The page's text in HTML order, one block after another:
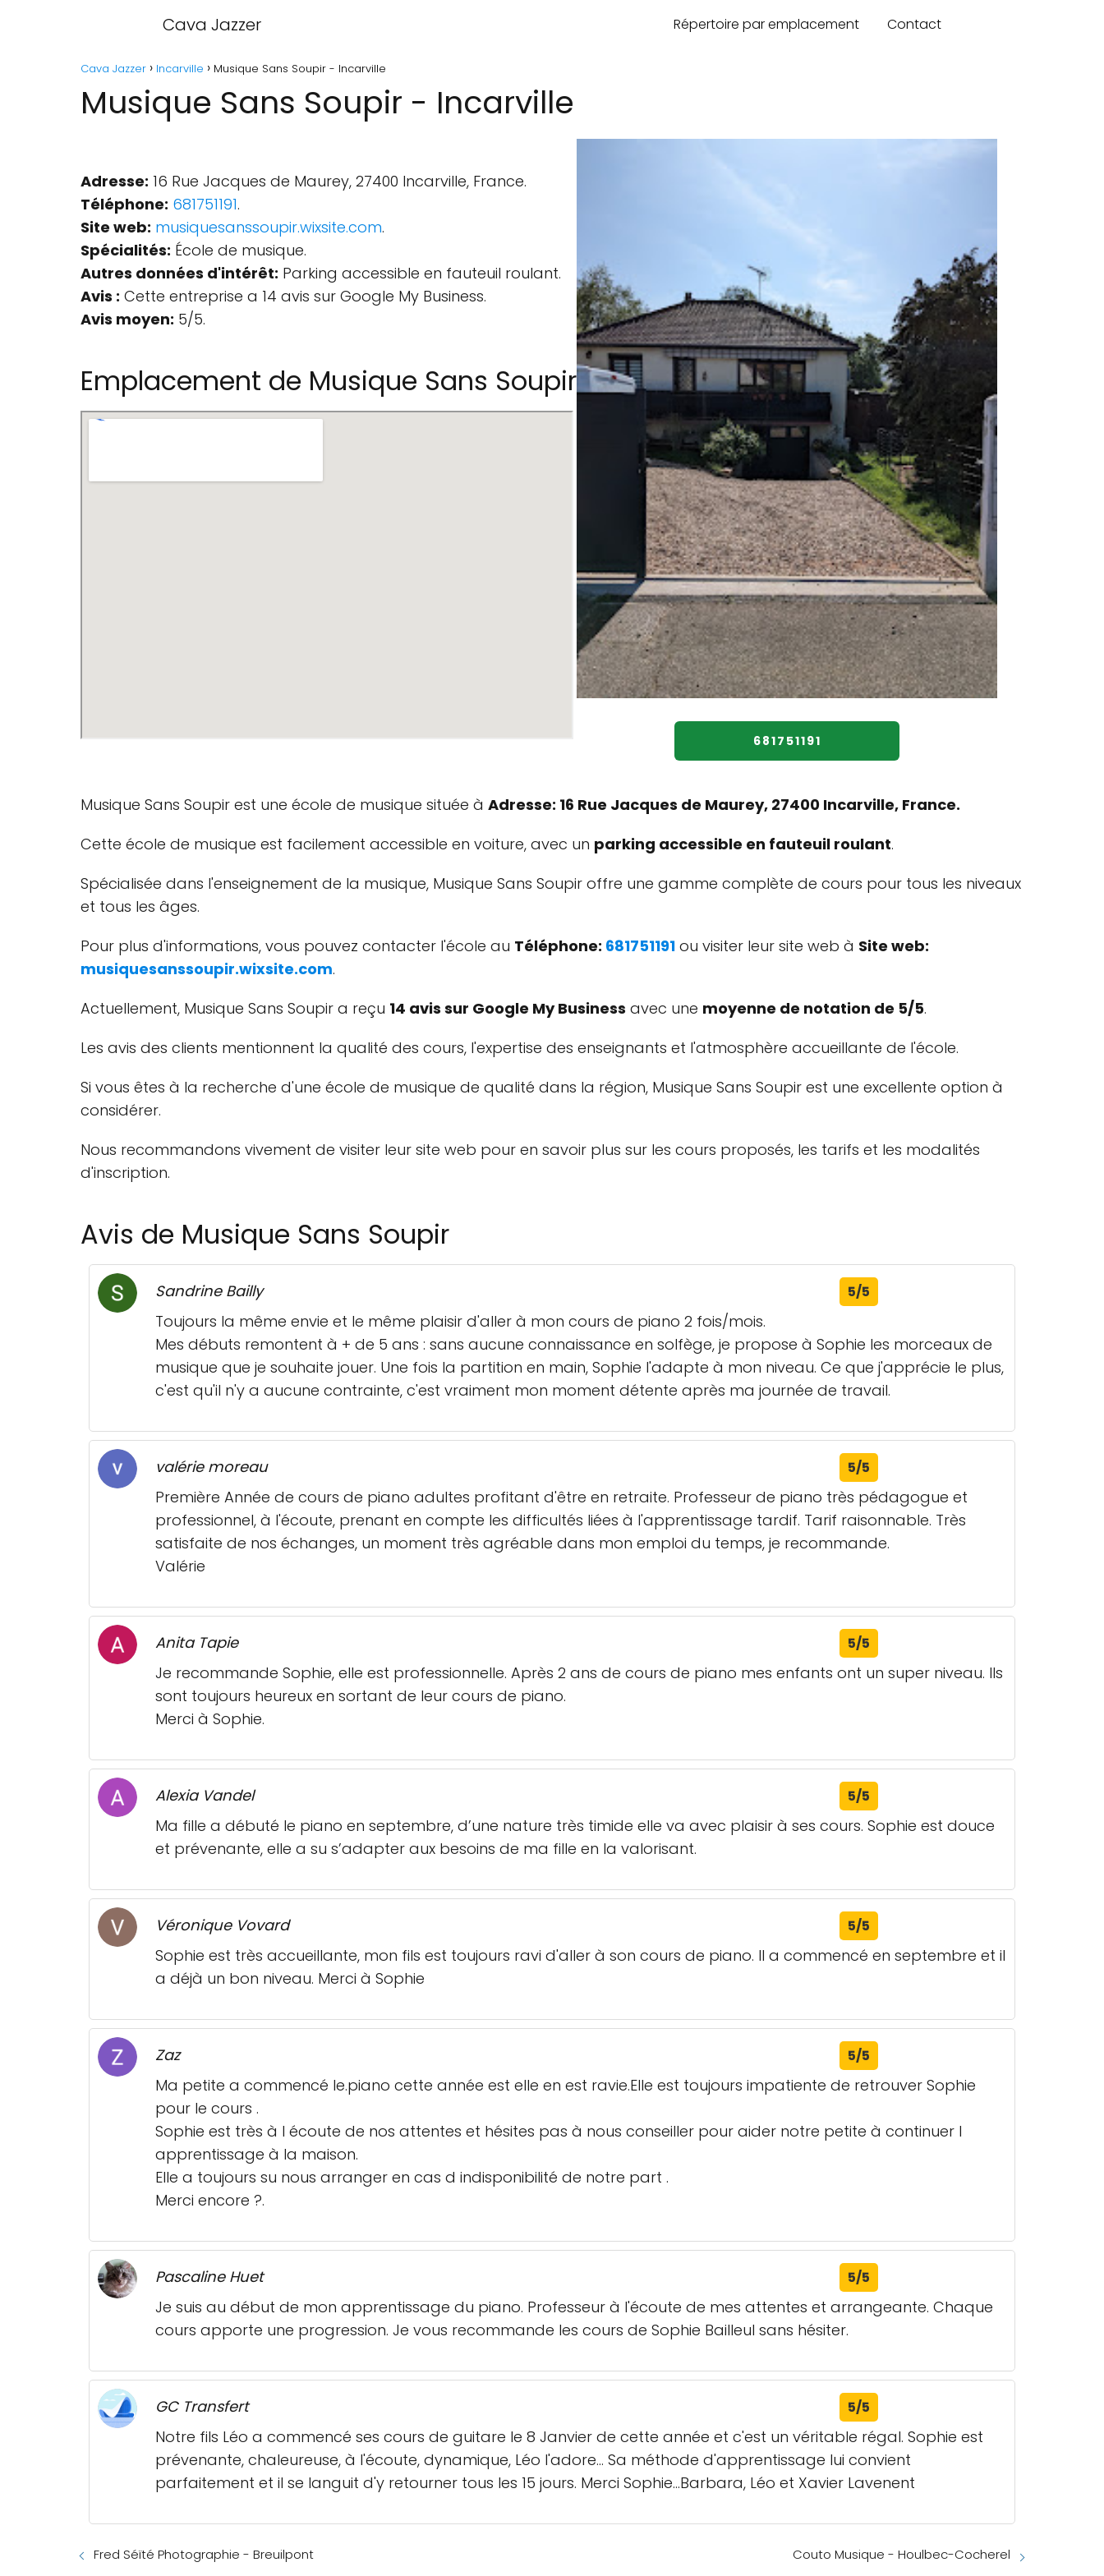
Cava Jazzer Répertoire par emplacement Contact
Cava Jazzer Incarville Musique Sans Soupir - Incarville
Musique Sans Soupir - Incarville
Adresse: 16 Rue Jacques de Maurey, 27400 Incarville, France.
Téléphone: 681751191.
Site web: musiquesanssoupir.wixsite.com.
Spécialités: École de musique.
Autres données d'intérêt: Parking accessible en fauteuil roulant.
Avis : Cette entreprise a 14 avis sur Google My Business.
Avis moyen: 5/5.
Emplacement de Musique Sans Soupir
681751191
Musique Sans Soupir est une école de musique située à Adresse: 16 Rue Jacques de Maurey, 27400 Incarville, France.
Cette école de musique est facilement accessible en voiture, avec un parking accessible en fauteuil roulant.
Spécialisée dans l'enseignement de la musique, Musique Sans Soupir offre une gamme complète de cours pour tous les niveaux
et tous les âges.
Pour plus d'informations, vous pouvez contacter l'école au Téléphone: 681751191 ou visiter leur site web à Site web:
musiquesanssoupir.wixsite.com.
Actuellement, Musique Sans Soupir a reçu 14 avis sur Google My Business avec une moyenne de notation de 5/5.
Les avis des clients mentionnent la qualité des cours, l'expertise des enseignants et l'atmosphère accueillante de l'école.
Si vous êtes à la recherche d'une école de musique de qualité dans la région, Musique Sans Soupir est une excellente option à
considérer.
Nous recommandons vivement de visiter leur site web pour en savoir plus sur les cours proposés, les tarifs et les modalités
d'inscription.
Avis de Musique Sans Soupir
Sandrine Bailly 5/5
Toujours la même envie et le même plaisir d'aller à mon cours de piano 2 fois/mois.
Mes débuts remontent à + de 5 ans : sans aucune connaissance en solfège, je propose à Sophie les morceaux de
musique que je souhaite jouer. Une fois la partition en main, Sophie l'adapte à mon niveau. Ce que j'apprécie le plus,
c'est qu'il n'y a aucune contrainte, c'est vraiment mon moment détente après ma journée de travail.
valérie moreau 5/5
Première Année de cours de piano adultes profitant d'être en retraite. Professeur de piano très pédagogue et
professionnel, à l'écoute, prenant en compte les difficultés liées à l'apprentissage tardif. Tarif raisonnable. Très
satisfaite de nos échanges, un moment très agréable dans mon emploi du temps, je recommande.
Valérie
Anita Tapie 5/5
Je recommande Sophie, elle est professionnelle. Après 2 ans de cours de piano mes enfants ont un super niveau. Ils
sont toujours heureux en sortant de leur cours de piano.
Merci à Sophie.
Alexia Vandel 5/5
Ma fille a débuté le piano en septembre, d’une nature très timide elle va avec plaisir à ses cours. Sophie est douce
et prévenante, elle a su s’adapter aux besoins de ma fille en la valorisant.
Véronique Vovard 5/5
Sophie est très accueillante, mon fils est toujours ravi d'aller à son cours de piano. Il a commencé en septembre et il
a déjà un bon niveau. Merci à Sophie
Zaz 5/5
Ma petite a commencé le.piano cette année est elle en est ravie.Elle est toujours impatiente de retrouver Sophie
pour le cours .
Sophie est très à l écoute de nos attentes et hésites pas à nous conseiller pour aider notre petite à continuer l
apprentissage à la maison.
Elle a toujours su nous arranger en cas d indisponibilité de notre part .
Merci encore ?.
Pascaline Huet 5/5
Je suis au début de mon apprentissage du piano. Professeur à l'écoute de mes attentes et arrangeante. Chaque
cours apporte une progression. Je vous recommande les cours de Sophie Bailleul sans hésiter.
GC Transfert 5/5
Notre fils Léo a commencé ses cours de guitare le 8 Janvier de cette année et c'est un véritable régal. Sophie est
prévenante, chaleureuse, à l'écoute, dynamique, Léo l'adore... Sa méthode d'apprentissage lui convient
parfaitement et il se languit d'y retourner tous les 15 jours. Merci Sophie...Barbara, Léo et Xavier Lavenent
Fred Séïté Photographie - Breuilpont Couto Musique - Houlbec-Cocherel